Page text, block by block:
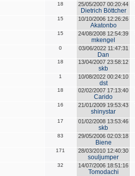
18 25/05/2007 00:20:44
Dietrich Böttcher
15 10/10/2006 12:26:26
Akatonbo
15 24/08/2008 12:54:39
mkengel
0 03/06/2022 11:47:31
Dan
18 13/04/2007 23:58:12
skb
1 10/08/2022 00:24:10
dst
18 02/02/2007 17:13:40
Carido
16 21/01/2009 19:53:43
shinystar
17 01/02/2008 13:53:46
skb
83 29/05/2006 02:03:18
Biene
171 28/03/2010 12:40:30
souljumper
32 14/07/2006 18:51:16
Tomodachi